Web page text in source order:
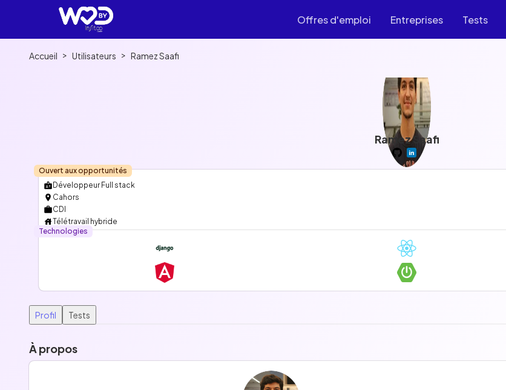
Offres d'emploi Entreprises Tests
Accueil > Utilisateurs > Ramez Saafi
Ramez Saafi
Ouvert aux opportunités
Développeur Full stack
Cahors
CDI
Télétravail hybride
Technologies
Profil Tests
À propos